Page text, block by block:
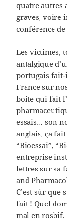
quatre autres
graves, voire
conférence
Les victimes,
antalgique
portugais fait-
France sur
boîte qui fait
essais… son
anglais, ça
“Bioessai”,
entreprise
lettres sur sa
and
C’est sûr que
fait ! Quel
mal en rosbif.